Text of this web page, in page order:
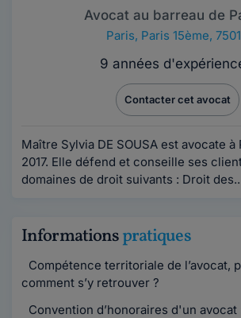
Avocat au barreau de
Paris, Paris 15ème,
9 années
Contacter cet avocat
Maître Sylvia DE SOUSA est avocate à
2017. Elle défend et conseille ses
domaines de droit suivants : Droit
Informationspratiques
Compétence territoriale de l’avocat,
comment s’y retrouver ?
Convention d’honoraires d'un avocat